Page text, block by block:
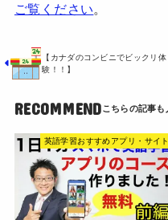
ご覧ください。
【カナダのコンビニでビックリ体
験！！】
RECOMMEND
英語学習おすすめアプリ・サイト